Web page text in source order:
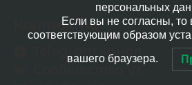
Контакты
Telegram канал
персональных
Если вы не согласны,
соответствующим образом
вашего браузера.